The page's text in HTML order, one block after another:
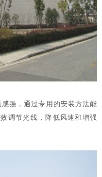
强，通过专用的安装方法能
调节光线，降低风速和增强